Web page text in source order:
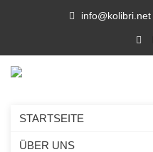
info@kolibri.net
STARTSEITE
ÜBER UNS